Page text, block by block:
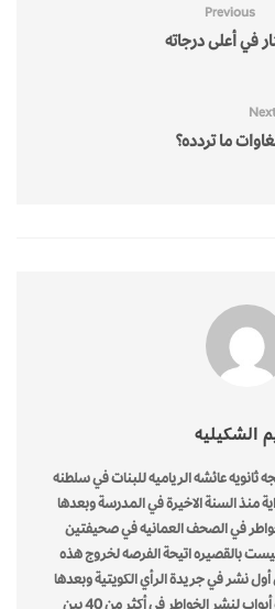
Previous
في أعلى درجاته
ما تردده؟
الشكيليه
عائشه الرياميه للبنات في سلطنه
منذ السنة الاخيرة في المدرسة وبعدها
في الصحف العمانيه في صحيفتين
بالقصيره اتيحة الفرصه لخروج هذه
نشر في جريدة الرأي الكويتية وبعدها
الرؤيه الاماراتيه وبعدها فتحت أبواب لنشر الخواطر في أكثر من 40 بين